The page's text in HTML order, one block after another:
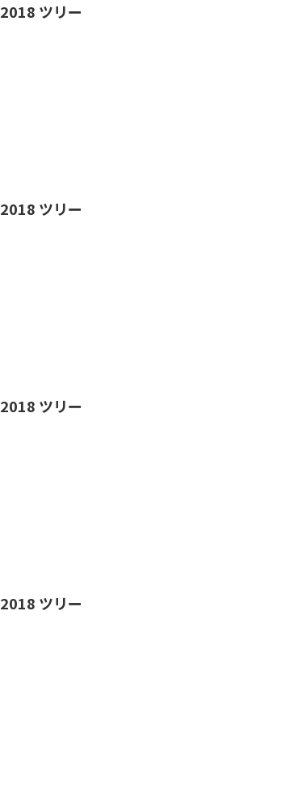
2018 ツリー
2018 ツリー
2018 ツリー
2018 ツリー